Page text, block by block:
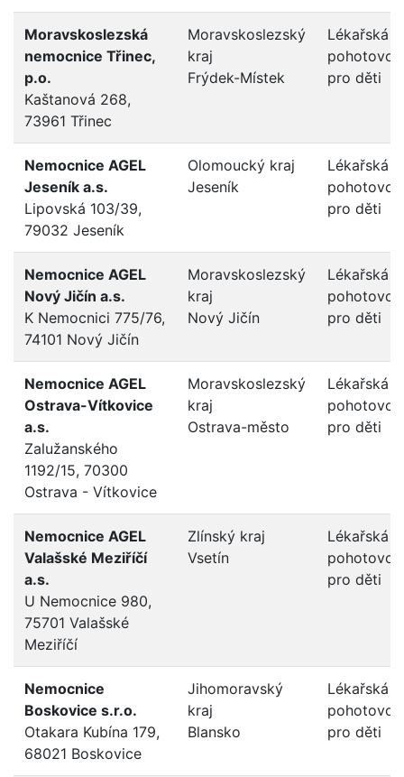
Moravskoslezská
nemocnice Třinec,
p.o.
Kaštanová 268,
73961 Třinec
Moravskoslezský
kraj
Frýdek-Místek
Lékařská
pro děti
Nemocnice AGEL
Jeseník a.s.
Lipovská 103/39,
79032 Jeseník
Olomoucký kraj
Jeseník
Lékařská
pro děti
Nemocnice AGEL
Nový Jičín a.s.
K Nemocnici 775/76,
74101 Nový Jičín
Moravskoslezský
kraj
Nový Jičín
Lékařská
pro děti
Nemocnice AGEL
Ostrava-Vítkovice
a.s.
Zalužanského
1192/15, 70300
Ostrava - Vítkovice
Moravskoslezský
kraj
Ostrava-město
Lékařská
pro děti
Nemocnice AGEL
Valašské Meziříčí
a.s.
U Nemocnice 980,
75701 Valašské
Meziříčí
Zlínský kraj
Vsetín
Lékařská
pro děti
Nemocnice
Boskovice s.r.o.
Otakara Kubína 179,
68021 Boskovice
Jihomoravský
kraj
Blansko
Lékařská
pro děti